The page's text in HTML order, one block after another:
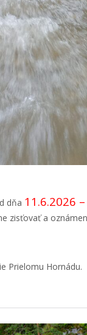
dňa 11.6.2026
zisťovať a
Prielomu Hornádu.